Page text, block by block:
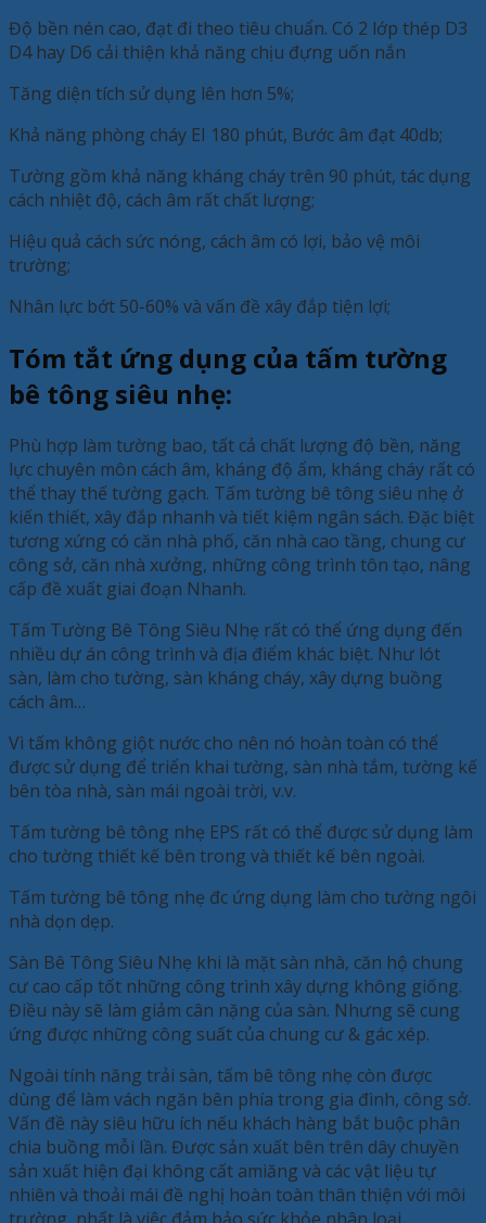
Độ bền nén cao, đạt đi theo tiêu chuẩn. Có 2 lớp thép D3
D4 hay D6 cải thiện khả năng chịu đựng uốn nắn
Tăng diện tích sử dụng lên hơn 5%;
Khả năng phòng cháy EI 180 phút, Bước âm đạt 40db;
Tường gồm khả năng kháng cháy trên 90 phút, tác dụng
cách nhiệt độ, cách âm rất chất lượng;
Hiệu quả cách sức nóng, cách âm có lợi, bảo vệ môi
trường;
Nhân lực bớt 50-60% và vấn đề xây đắp tiện lợi;
Tóm tắt ứng dụng của tấm tường
bê tông siêu nhẹ:
Phù hợp làm tường bao, tất cả chất lượng độ bền, năng
lực chuyên môn cách âm, kháng độ ẩm, kháng cháy rất có
thể thay thế tường gạch. Tấm tường bê tông siêu nhẹ ở
kiến thiết, xây đắp nhanh và tiết kiệm ngân sách. Đặc biệt
tương xứng có căn nhà phố, căn nhà cao tầng, chung cư
công sở, căn nhà xưởng, những công trình tôn tạo, nâng
cấp đề xuất giai đoạn Nhanh.
Tấm Tường Bê Tông Siêu Nhẹ rất có thể ứng dụng đến
nhiều dự án công trình và địa điểm khác biệt. Như lót
sàn, làm cho tường, sàn kháng cháy, xây dựng buồng
cách âm…
Vì tấm không giột nước cho nên nó hoàn toàn có thể
được sử dụng để triển khai tường, sàn nhà tắm, tường kế
bên tòa nhà, sàn mái ngoài trời, v.v.
Tấm tường bê tông nhẹ EPS rất có thể được sử dụng làm
cho tường thiết kế bên trong và thiết kế bên ngoài.
Tấm tường bê tông nhẹ đc ứng dụng làm cho tường ngôi
nhà dọn dẹp.
Sàn Bê Tông Siêu Nhẹ khi là mặt sàn nhà, căn hộ chung
cư cao cấp tốt những công trình xây dựng không giống.
Điều này sẽ làm giảm cân nặng của sàn. Nhưng sẽ cung
ứng được những công suất của chung cư & gác xép.
Ngoài tính năng trải sàn, tấm bê tông nhẹ còn được
dùng để làm vách ngăn bên phía trong gia đình, công sở.
Vấn đề này siêu hữu ích nếu khách hàng bắt buộc phân
chia buồng mỗi lần. Được sản xuất bên trên dây chuyền
sản xuất hiện đại không cất amiăng và các vật liệu tự
nhiên và thoải mái đề nghị hoàn toàn thân thiện với môi